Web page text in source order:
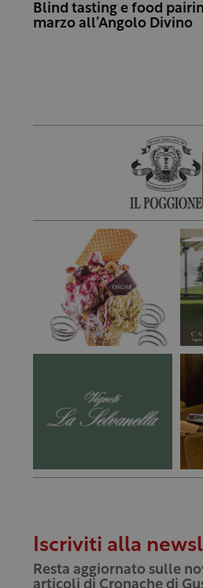
Blind tasting e food
marzo all’Angolo Divino
Iscriviti alla
Resta aggiornato sulle